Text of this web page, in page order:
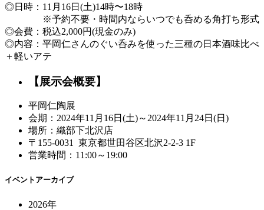
◎日時：11月16日(土)14時〜18時
※予約不要・時間内ならいつでも呑める角打ち形式
◎会費：税込2,000円(現金のみ)
◎内容：平岡仁さんのぐい呑みを使った三種の日本酒味比べ
＋軽いアテ
【展示会概要】
平岡仁陶展
会期：2024年11月16日(土)～2024年11月24日(日)
場所：織部下北沢店
〒155-0031 東京都世田谷区北沢2-2-3 1F
営業時間：11:00～19:00
イベントアーカイブ
2026年